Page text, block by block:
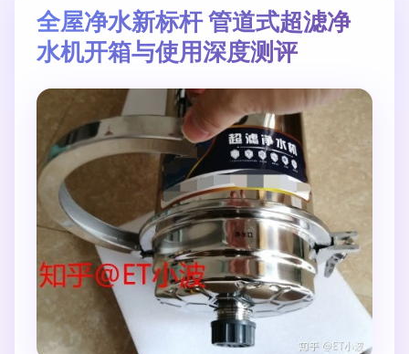
全屋净水新标杆 管道式超滤净
水机开箱与使用深度测评